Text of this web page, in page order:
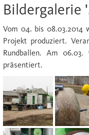
Bildergalerie
Vom 04. bis 08.03.2014
Projekt produziert.
Rundballen. Am
präsentiert.